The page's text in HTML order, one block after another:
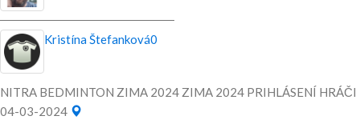
Kristína Štefanková0
NITRA BEDMINTON ZIMA 2024 ZIMA 2024 PRIHLÁSENÍ HRÁČI
04-03-2024